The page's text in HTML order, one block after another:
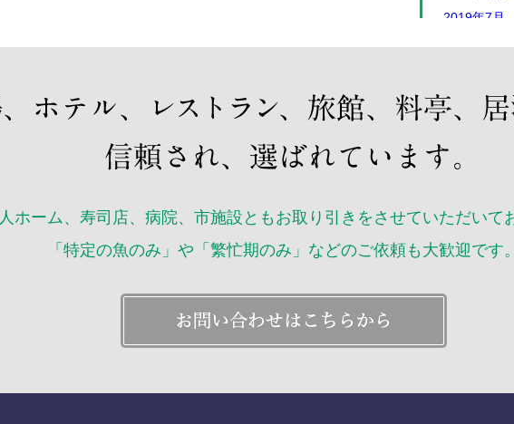
2019年7月
2019年4月
2019年3月
2019年1月
2018年11月
2018年10月
2018年8月
2018年6月
2018年4月
ホーム、寿司店、病院、市施設ともお取り引きをさせていただいて
「特定の魚のみ」や「繁忙期のみ」などのご依頼も大歓迎です。